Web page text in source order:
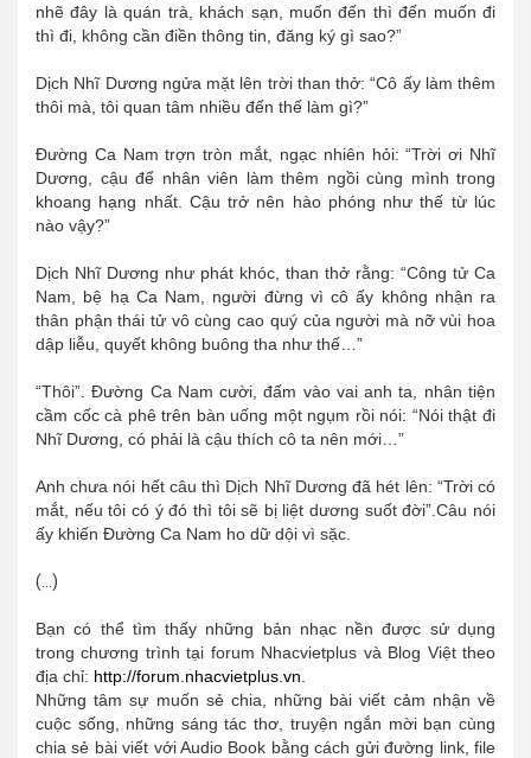
nhẽ đây là quán trà, khách sạn, muốn đến thì đến muốn đi
thì đi, không cần điền thông tin, đăng ký gì sao?”
Dịch Nhĩ Dương ngửa mặt lên trời than thở: “Cô ấy làm thêm
thôi mà, tôi quan tâm nhiều đến thế làm gì?”
Đường Ca Nam trợn tròn mắt, ngạc nhiên hỏi: “Trời ơi Nhĩ
Dương, cậu để nhân viên làm thêm ngồi cùng mình trong
khoang hạng nhất. Cậu trở nên hào phóng như thế từ lúc
nào vậy?”
Dịch Nhĩ Dương như phát khóc, than thở rằng: “Công tử Ca
Nam, bệ hạ Ca Nam, người đừng vì cô ấy không nhận ra
thân phận thái tử vô cùng cao quý của người mà nỡ vùi hoa
dập liễu, quyết không buông tha như thế…”
“Thôi”. Đường Ca Nam cười, đấm vào vai anh ta, nhân tiện
cầm cốc cà phê trên bàn uống một ngụm rồi nói: “Nói thật đi
Nhĩ Dương, có phải là cậu thích cô ta nên mới…”
Anh chưa nói hết câu thì Dịch Nhĩ Dương đã hét lên: “Trời có
mắt, nếu tôi có ý đó thì tôi sẽ bị liệt dương suốt đời”.Câu nói
ấy khiến Đường Ca Nam ho dữ dội vì sặc.
(...)
Bạn có thể tìm thấy những bản nhạc nền được sử dụng
trong chương trình tại forum Nhacvietplus và Blog Việt theo
địa chỉ: http://forum.nhacvietplus.vn.
Những tâm sự muốn sẻ chia, những bài viết cảm nhận về
cuộc sống, những sáng tác thơ, truyện ngắn mời bạn cùng
chia sẻ bài viết với Audio Book bằng cách gửi đường link, file